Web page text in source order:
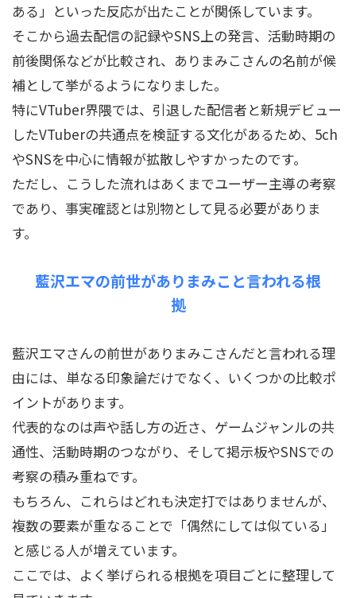
ある」といった反応が出たことが関係しています。
そこから過去配信の記録やSNS上の発言、活動時期の
前後関係などが比較され、ありまみこさんの名前が候
補として挙がるようになりました。
特にVTuber界隈では、引退した配信者と新規デビュー
したVTuberの共通点を検証する文化があるため、5ch
やSNSを中心に情報が拡散しやすかったのです。
ただし、こうした流れはあくまでユーザー主導の考察
であり、事実確認とは別物として見る必要がありま
す。
藍沢エマの前世がありまみこと言われる根
拠
藍沢エマさんの前世がありまみこさんだと言われる理
由には、単なる印象論だけでなく、いくつかの比較ポ
イントがあります。
代表的なのは声や話し方の近さ、ゲームジャンルの共
通性、活動時期のつながり、そして掲示板やSNSでの
考察の積み重ねです。
もちろん、これらはどれも決定打ではありませんが、
複数の要素が重なることで「偶然にしては似ている」
と感じる人が増えています。
ここでは、よく挙げられる根拠を項目ごとに整理して